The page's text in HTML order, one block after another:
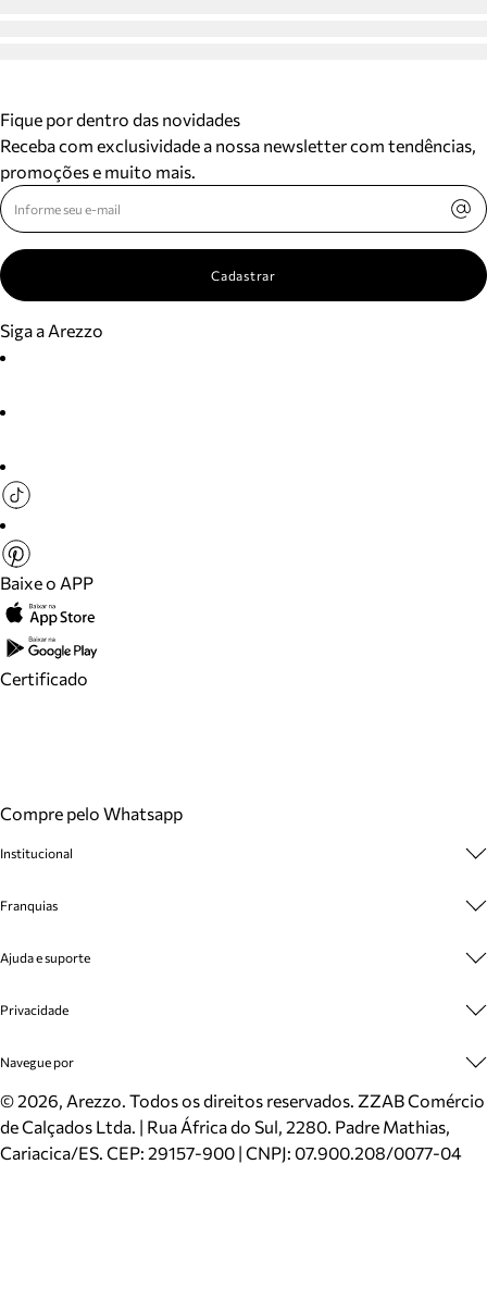
Fique por dentro das novidades
Receba com exclusividade a nossa newsletter com tendências,
promoções e muito mais.
Cadastrar
Siga a Arezzo
Baixe o APP
Certificado
Compre pelo Whatsapp
Institucional
Cashback
Venda Corporativa
Mapa do Site
Inverno
Mundo Arezzo
Franquias
Plano de Negócio
Ajuda e suporte
Cadastro
Meus Pedidos
Trocas e Devoluções
Cartão Presente
Localizador de lojas
Privacidade
Politica e Privacidade
Navegue por
Sapatos
Bolsas
Scarpins
©2026, Arezzo. Todos os direitos reservados. ZZAB Comércio
de Calçados Ltda. | Rua África do Sul, 2280. Padre Mathias,
Cariacica/ES. CEP: 29157-900 | CNPJ: 07.900.208/0077-04